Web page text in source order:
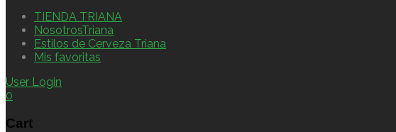
TIENDA TRIANA
NosotrosTriana
Estilos de Cerveza Triana
Mis favoritas
User Login
0
Cart